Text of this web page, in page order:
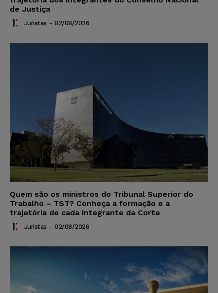
de Justiça
Juristas - 02/08/2026
Quem são os ministros do Tribunal Superior do
Trabalho – TST? Conheça a formação e a
trajetória de cada integrante da Corte
Juristas - 02/08/2026